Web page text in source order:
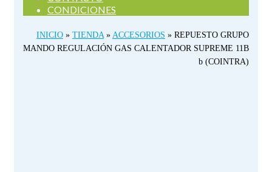
CONDICIONES
INICIO » TIENDA » ACCESORIOS » REPUESTO GRUPO
MANDO REGULACIÓN GAS CALENTADOR SUPREME 11B
b (COINTRA)